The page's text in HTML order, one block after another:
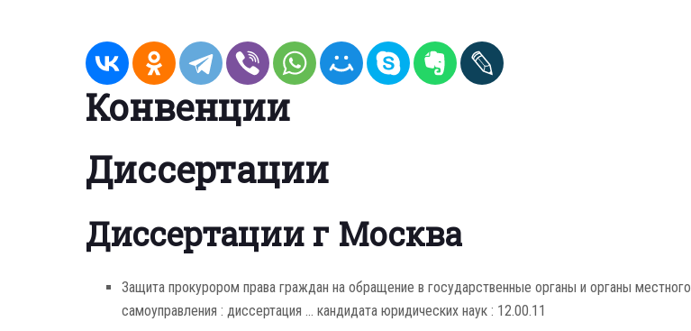
Конвенции
Диссертации
Диссертации г Москва
Защита прокурором права граждан на обращение в государственные органы и органы местного
самоуправления : диссертация ... кандидата юридических наук : 12.00.11